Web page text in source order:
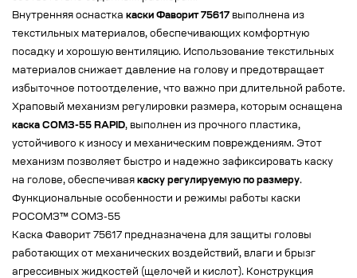
Внутренняя оснастка каски Фаворит 75617 выполнена из
текстильных материалов, обеспечивающих комфортную
посадку и хорошую вентиляцию. Использование текстильных
материалов снижает давление на голову и предотвращает
избыточное потоотделение, что важно при длительной работе.
Храповый механизм регулировки размера, которым оснащена
каска СОМЗ-55 RAPID, выполнен из прочного пластика,
устойчивого к износу и механическим повреждениям. Этот
механизм позволяет быстро и надежно зафиксировать каску
на голове, обеспечивая каску регулируемую по размеру.
Функциональные особенности и режимы работы каски
РОСОМЗ™ СОМЗ-55
Каска Фаворит 75617 предназначена для защиты головы
работающих от механических воздействий, влаги и брызг
агрессивных жидкостей (щелочей и кислот). Конструкция